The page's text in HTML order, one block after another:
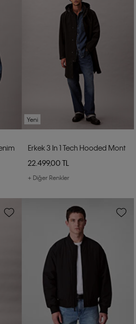
Yeni
Erkek 3 In 1 Tech Hooded Mont
22.499,00 TL
+ Diğer Renkler